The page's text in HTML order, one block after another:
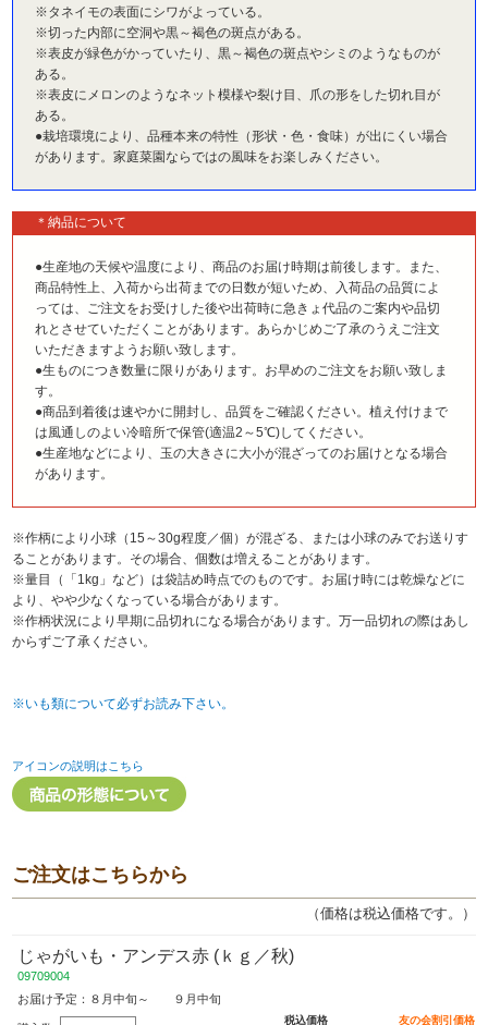
※タネイモの表面にシワがよっている。
※切った内部に空洞や黒～褐色の斑点がある。
※表皮が緑色がかっていたり、黒～褐色の斑点やシミのようなものが
ある。
※表皮にメロンのようなネット模様や裂け目、爪の形をした切れ目が
ある。
●栽培環境により、品種本来の特性（形状・色・食味）が出にくい場合
があります。家庭菜園ならではの風味をお楽しみください。
＊納品について
●生産地の天候や温度により、商品のお届け時期は前後します。また、
商品特性上、入荷から出荷までの日数が短いため、入荷品の品質によ
っては、ご注文をお受けした後や出荷時に急きょ代品のご案内や品切
れとさせていただくことがあります。あらかじめご了承のうえご注文
いただきますようお願い致します。
●生ものにつき数量に限りがあります。お早めのご注文をお願い致しま
す。
●商品到着後は速やかに開封し、品質をご確認ください。植え付けまで
は風通しのよい冷暗所で保管(適温2～5℃)してください。
●生産地などにより、玉の大きさに大小が混ざってのお届けとなる場合
があります。
※作柄により小球（15～30g程度／個）が混ざる、または小球のみでお送りす
ることがあります。その場合、個数は増えることがあります。
※量目（「1kg」など）は袋詰め時点でのものです。お届け時には乾燥などに
より、やや少なくなっている場合があります。
※作柄状況により早期に品切れになる場合があります。万一品切れの際はあし
からずご了承ください。
※いも類について必ずお読み下さい。
アイコンの説明はこちら
ご注文はこちらから
（価格は税込価格です。）
じゃがいも・アンデス赤 (ｋｇ／秋)
09709004
お届け予定：８月中旬～ ９月中旬
税込価格 友の会割引価格